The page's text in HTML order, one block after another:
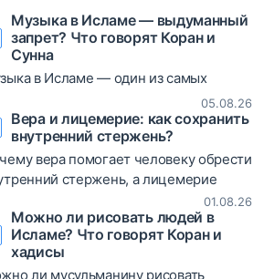
Музыка в Исламе — выдуманный
запрет? Что говорят Коран и
Сунна
в Исламе — один из самых
коранические аяты, хадисы
богословские мнения,
объективно взглянуть на
вопрос.
05.08.26
Вера и лицемерие: как сохранить
внутренний стержень?
вера помогает человеку обрести
стержень, а лицемерие
к постоянным сомнениям и
В статье рассматриваются
Корана, хадисы и богословские
о природе лицемерия,
01.08.26
Можно ли рисовать людей в
Исламе? Что говорят Коран и
хадисы
ли мусульманину рисовать